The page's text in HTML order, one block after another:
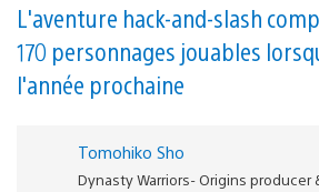
L'aventure hack-and-slash
170 personnages jouables
l'année prochaine
Tomohiko Sho
Dynasty Warriors- Origins producer